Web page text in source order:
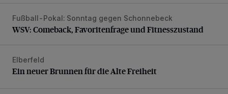
WSV: Comeback, Favoritenfrage und Fitnesszustand
Fußball-Pokal: Sonntag gegen Schonnebeck
WSV: Comeback, Favoritenfrage und Fitnesszustand
Ein neuer Brunnen für die Alte Freiheit
Elberfeld
Ein neuer Brunnen für die Alte Freiheit